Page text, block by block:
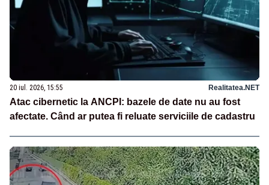
20 iul. 2026, 15:55 Realitatea.NET
Atac cibernetic la ANCPI: bazele de date nu au fost
afectate. Când ar putea fi reluate serviciile de cadastru